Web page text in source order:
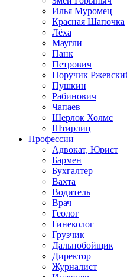
Илья Муромец
Красная Шапочка
Лёха
Маугли
Панк
Петрович
Поручик
Пушкин
Рабинович
Чапаев
Шерлок Холмс
Штирлиц
Профессии
Адвокат, Юрист
Бармен
Бухгалтер
Вахта
Водитель
Врач
Геолог
Гинеколог
Грузчик
Дальнобойщик
Директор
Журналист